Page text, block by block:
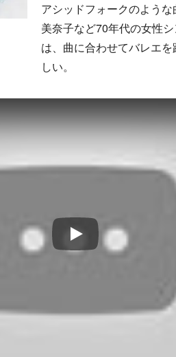
アシッドフォークのよう
美奈子など70年代の女性
は、曲に合わせてバレエ
しい。